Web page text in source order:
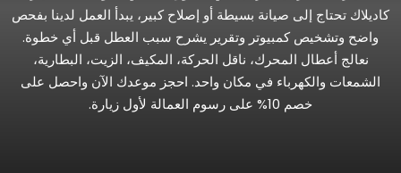
كاديلاك تحتاج إلى صيانة بسيطة أو إصلاح كبير، يبدأ العمل لدينا بفحص
واضح وتشخيص كمبيوتر وتقرير يشرح سبب العطل قبل أي خطوة.
نعالج أعطال المحرك، ناقل الحركة، المكيف، الزيت، البطارية،
الشمعات والكهرباء في مكان واحد. احجز موعدك الآن واحصل على
خصم 10% على رسوم العمالة لأول زيارة.